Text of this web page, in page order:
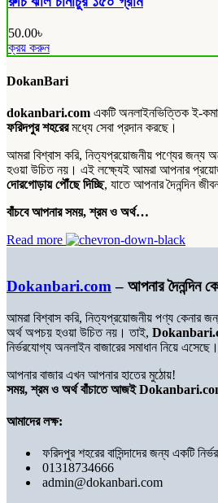
50.00৳
ক্রয় করুন
DokanBari
dokanbari.com একটি অনলাইনভিত্তিক ই-
ফরিদপুর শহরেরমধ্যে সেবা প্রদান করছে।
আমরা বিশ্বাস করি, নিত্যপ্রয়োজনীয় পণ্যের জন্য
হওয়া উচিত নয়। এই লক্ষ্যেই আমরা আপনার
দোরগোড়ায় পৌঁছে দিচ্ছি, যাতে আপনার দৈনন্দিন
বাঁচবে আপনার সময়, শ্রম ও অর্থ…
Read more
Dokanbari.com – আপনার দৈনন্দিন
আমরা বিশ্বাস করি, নিত্যপ্রয়োজনীয় পণ্য কেনার
অর্থ অপচয় হওয়া উচিত নয়। তাই,
নির্ভরযোগ্য অনলাইন বাজারের সমাধান নিয়ে এসেছে।
আপনার বাজার এখন আপনার হাতের মুঠোয়!
সময়, শ্রম ও অর্থ বাঁচাতে আজই
আমাদের লক্ষ:
ফরিদপুর শহরের বাসিন্দাদের জন্য একটি
01318734666
admin@dokanbari.com